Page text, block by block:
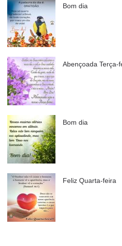
Bom dia
Abençoada Terça-
Bom dia
Feliz Quarta-feira